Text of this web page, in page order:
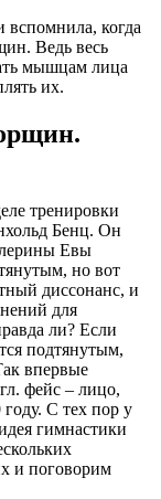
вспомнила, когда
Ведь весь
мышцам лица
их.
тренировки
Бенц. Он
Евы
но вот
диссонанс, и
для
ли? Если
подтянутым,
впервые
фейс – лицо,
С тех пор у
гимнастики
и поговорим